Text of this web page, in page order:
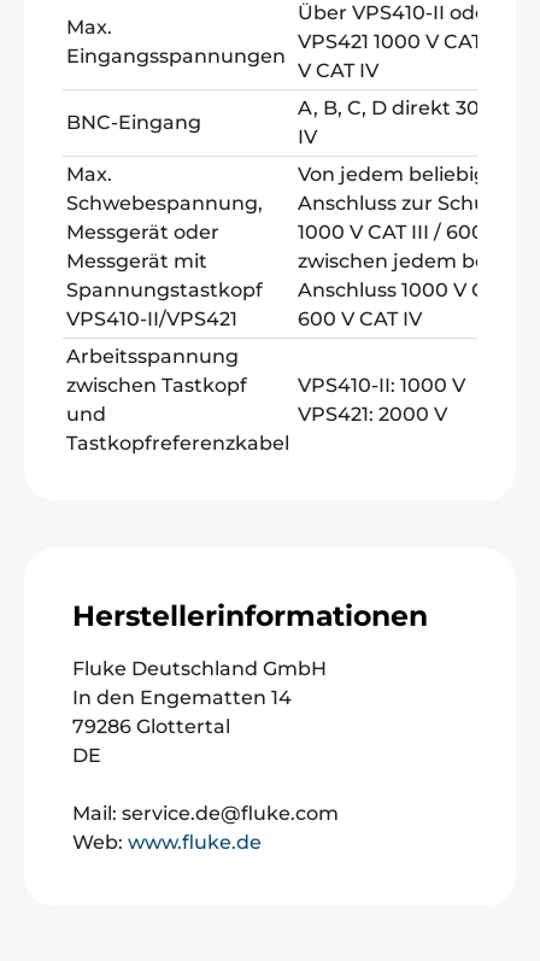
Max.
Eingangsspannungen
Über VPS410-II oder
VPS421 1000 V CAT III /
V CAT IV
BNC-Eingang
A, B, C, D direkt 300 V
IV
Max.
Schwebespannung,
Messgerät oder
Messgerät mit
Spannungstastkopf
VPS410-II/VPS421
Von jedem beliebigen
Anschluss zur
1000 V CAT III / 600 V
zwischen jedem
Anschluss 1000 V CAT III
600 V CAT IV
Arbeitsspannung
zwischen Tastkopf
und
Tastkopfreferenzkabel
VPS410-II: 1000 V
VPS421: 2000 V
Herstellerinformationen
Fluke Deutschland GmbH
In den Engematten 14
79286 Glottertal
DE
Mail: service.de@fluke.com
Web: www.fluke.de